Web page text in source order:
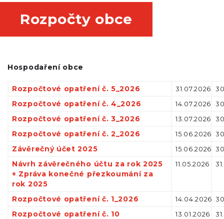
Rozpočty obce
Hospodaření obce
Rozpočtové opatření č. 5_2026 31.07.2026
Rozpočtové opatření č. 4_2026 14.07.2026
Rozpočtové opatření č. 3_2026 13.07.2026
Rozpočtové opatření č. 2_2026 15.06.2026
Závěrečný účet 2025 15.06.2026
Návrh závěrečného účtu za rok 2025
+ Zpráva konečné přezkoumání za
rok 2025
11.05.2026
Rozpočtové opatření č. 1_2026 14.04.2026
Rozpočtové opatření č. 10 13.01.2026